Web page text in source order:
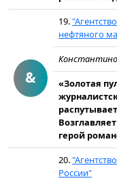
&
19.
нефтяного
«Золотая
герой
20.
России"